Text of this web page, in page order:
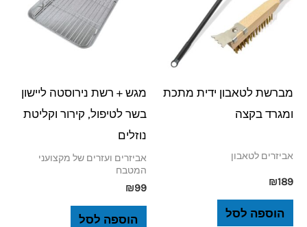
מברשת לטאבון ידית מתכת
ומגרד בקצה
אביזרים לטאבון
₪189
הוספה לסל
מגש + רשת נירוסטה ליישון
בשר לטיפול, קירור וקליטת
נוזלים
אביזרים ועזרים של מקצועני
המטבח
₪99
הוספה לסל